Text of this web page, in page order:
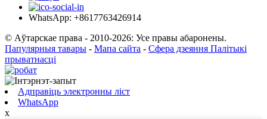
WhatsApp: +8617763426914
© Аўтарскае права - 2010-2026: Усе правы абаронены.
Папулярныя тавары - Мапа сайта - Сфера дзеяння Палітыкі
прыватнасці
Адправіць электронны ліст
WhatsApp
x